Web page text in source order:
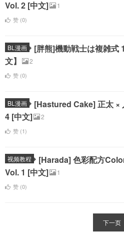
Vol. 2 [中文]
1
赞 (0)
BL漫画
[胖熊]機動戦士は複雑式
文】
2
赞 (0)
BL漫画
[Hastured Cake] 正太 ×
4 [中文]
2
赞 (1)
视频教程
[Harada] 色彩配方
Vol. 1 [中文]
1
赞 (0)
下一页